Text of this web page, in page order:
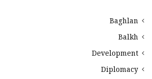
Baghlan
Balkh
Development
Diplomacy